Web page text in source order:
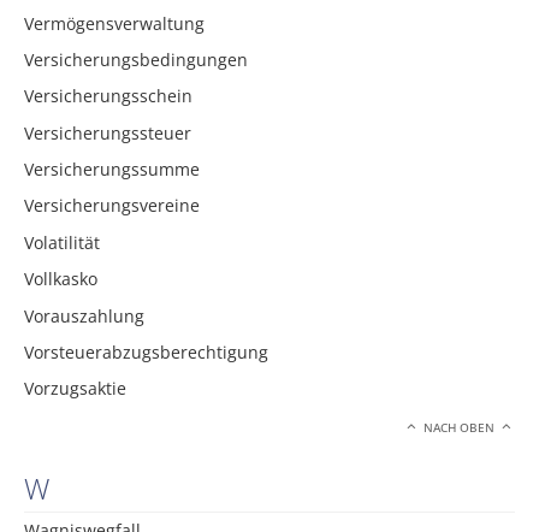
Vermögensverwaltung
Versicherungsbedingungen
Versicherungsschein
Versicherungssteuer
Versicherungssumme
Versicherungsvereine
Volatilität
Vollkasko
Vorauszahlung
Vorsteuerabzugsberechtigung
Vorzugsaktie
NACH OBEN
W